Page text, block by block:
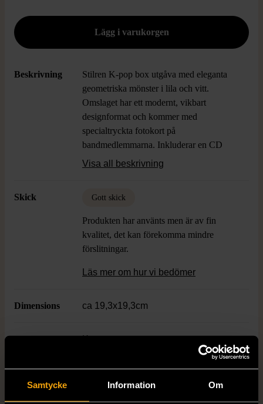
Samtycke Information Om
Beskrivning
Stilren K-pop box utgåva med eleganta
geometriska mönster i lila och vitt.
Omslaget har ett modernt, vikbart
designformat och kommer med
specialtryckta fotokort på
bandmedlemmarna. Inkluderar en CD
samt häfte med låttexter. Perfekt för dig
Visa all beskrivning
Skick Gott skick
Produkten har använts men är av fin
kvalitet, det kan förekomma mindre
förslitningar.
Läs mer om hur vi bedömer
Dimensions ca 19,3x19,3cm
Genre K-pop
Utgivningsår 2023